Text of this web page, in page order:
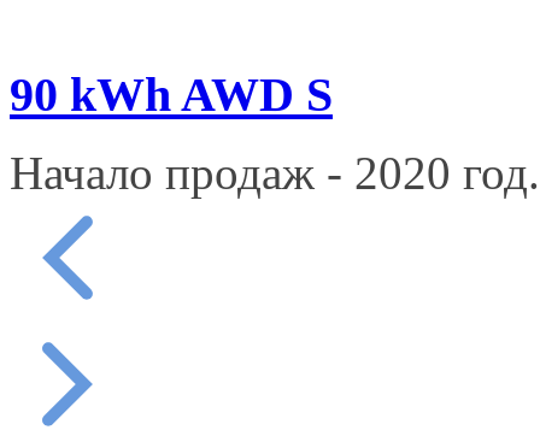
90 kWh AWD S
Начало продаж - 2020